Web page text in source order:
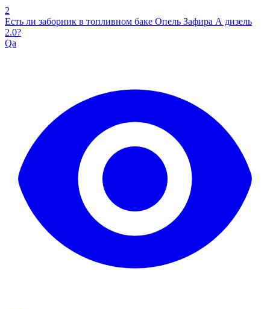
2
Есть ли заборник в топливном баке Опель Зафира А дизель
2.0?
Qa